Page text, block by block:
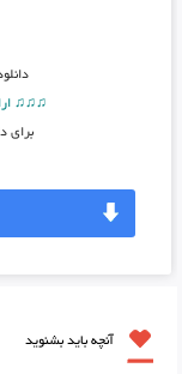
♫♫♫
برای
آنچه باید بشنوید